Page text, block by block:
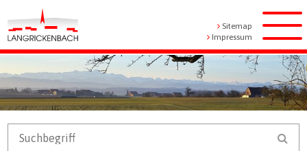
Navigieren in Langrickenbach
Schnellnavigation
Metanavigation
Sitemap
Impressum
Suchbegriff